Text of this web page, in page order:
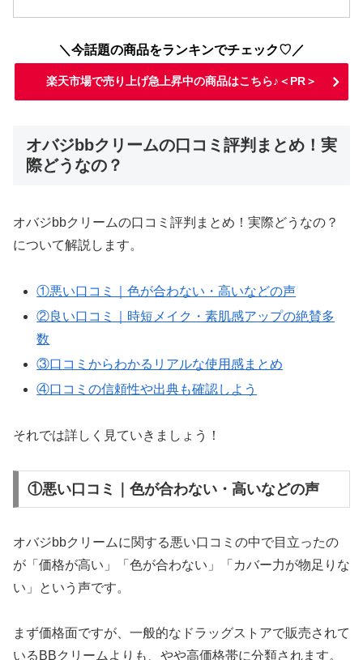
＼今話題の商品をランキンでチェック♡／
楽天市場で売り上げ急上昇中の商品はこちら♪＜PR＞
オバジbbクリームの口コミ評判まとめ！実
際どうなの？
オバジbbクリームの口コミ評判まとめ！実際どうなの？
について解説します。
①悪い口コミ｜色が合わない・高いなどの声
②良い口コミ｜時短メイク・素肌感アップの絶賛多
数
③口コミからわかるリアルな使用感まとめ
④口コミの信頼性や出典も確認しよう
それでは詳しく見ていきましょう！
①悪い口コミ｜色が合わない・高いなどの声
オバジbbクリームに関する悪い口コミの中で目立ったの
が「価格が高い」「色が合わない」「カバー力が物足りな
い」という声です。
まず価格面ですが、一般的なドラッグストアで販売されて
いるBBクリームよりも、やや高価格帯に分類されます。